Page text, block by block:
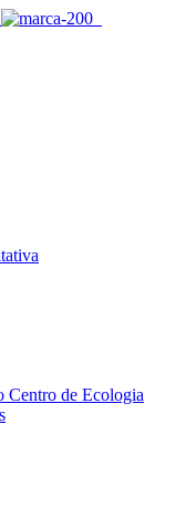
Centro de Ecologia